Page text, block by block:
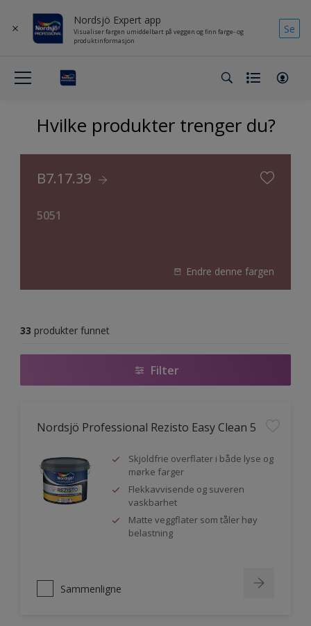
Nordsjö Expert app
Visualiser fargen umiddelbart på veggen og finn farge- og
produktinformasjon
Se
Hvilke produkter trenger du?
B7.17.39
5051
Endre denne fargen
33 produkter funnet
Filter
Nordsjö Professional Rezisto Easy Clean 5
Skjoldfrie overflater i både lyse og
mørke farger
Flekkavvisende og suveren
vaskbarhet
Matte veggflater som tåler høy
belastning
Sammenligne